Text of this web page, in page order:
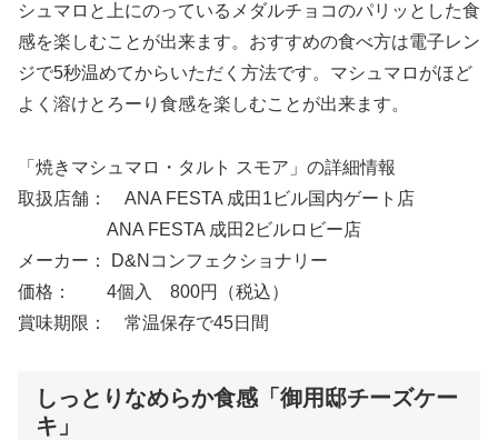
シュマロと上にのっているメダルチョコのパリッとした食
感を楽しむことが出来ます。おすすめの食べ方は電子レン
ジで5秒温めてからいただく方法です。マシュマロがほど
よく溶けとろーり食感を楽しむことが出来ます。
「焼きマシュマロ・タルト スモア」の詳細情報
取扱店舗： ANA FESTA 成田1ビル国内ゲート店
ANA FESTA 成田2ビルロビー店
メーカー： D&Nコンフェクショナリー
価格： 4個入 800円（税込）
賞味期限： 常温保存で45日間
しっとりなめらか食感「御用邸チーズケー
キ」